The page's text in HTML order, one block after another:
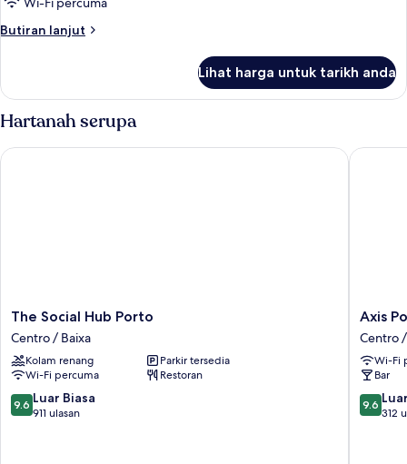
Butiran lanjut
Butiran
Single
Lihat harga untuk tarikh anda
Hartanah serupa
The
Social
Hub
Porto
Centro
/
Baixa
The Social Hub Porto
Centro / Baixa
Kolam renang
Parkir tersedia
Wi-Fi percuma
Restoran
9.6
daripada
9.6 Luar Biasa
911 ulasan
The Social Hub Porto
Axis
Porto
Club
Aliados
Centro
/
Baixa
Axis
Centro
Wi-Fi
Bar
9.6
9.6
312
Axis